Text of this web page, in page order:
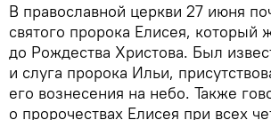
В православной церкви 27 июня
святого пророка Елисея, который
до Рождества Христова. Был
и слуга пророка Ильи,
его вознесения на небо. Также
о пророчествах Елисея при всех